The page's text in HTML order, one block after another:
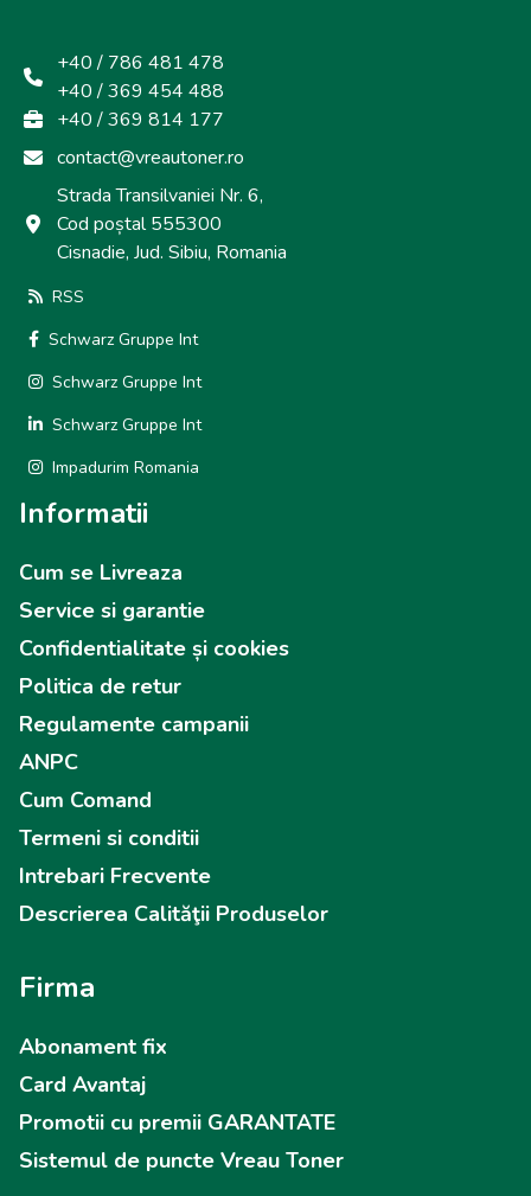
+40 / 786 481 478
+40 / 369 454 488
+40 / 369 814 177
contact@vreautoner.ro
Strada Transilvaniei Nr. 6,
Cod poștal 555300
Cisnadie, Jud. Sibiu, Romania
RSS
Schwarz Gruppe Int
Schwarz Gruppe Int
Schwarz Gruppe Int
Impadurim Romania
Informatii
Cum se Livreaza
Service si garantie
Confidentialitate și cookies
Politica de retur
Regulamente campanii
ANPC
Cum Comand
Termeni si conditii
Intrebari Frecvente
Descrierea Calităţii Produselor
Firma
Abonament fix
Card Avantaj
Promotii cu premii GARANTATE
Sistemul de puncte Vreau Toner